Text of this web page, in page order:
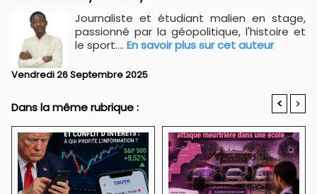
Journaliste et étudiant malien en stage,
passionné par la géopolitique, l'histoire et
le sport.... En savoir plus sur cet auteur
Vendredi 26 Septembre 2025
Dans la même rubrique : < >